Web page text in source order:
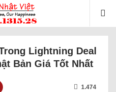
Lightning Deal
Bản Giá Tốt Nhất
1.474